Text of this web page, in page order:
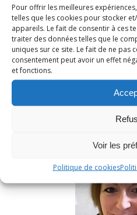
Pour offrir les meilleures
telles que les cookies pour stocker
appareils. Le fait de consentir à ces
traiter des données telles que le
uniques sur ce site. Le fait de ne pas
consentement peut avoir un effet
et fonctions.
Voir les
Politique de cookies
1 2 3